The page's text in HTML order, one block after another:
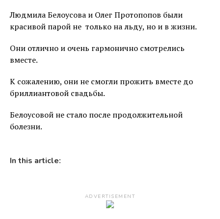
Людмила Белоусова и Олег Протопопов были
красивой парой не только на льду, но и в жизни.
Они отлично и очень гармонично смотрелись
вместе.
К сожалению, они не смогли прожить вместе до
бриллиантовой свадьбы.
Белоусовой не стало после продолжительной
болезни.
In this article:
ADVERTISEMENT